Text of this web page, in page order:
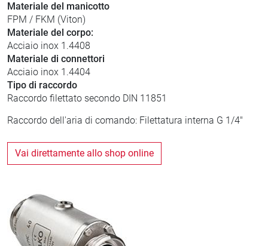
Materiale del manicotto
FPM / FKM (Viton)
Materiale del corpo:
Acciaio inox 1.4408
Materiale di connettori
Acciaio inox 1.4404
Tipo di raccordo
Raccordo filettato secondo DIN 11851
Raccordo dell'aria di comando: Filettatura interna G 1/4"
Vai direttamente allo shop online